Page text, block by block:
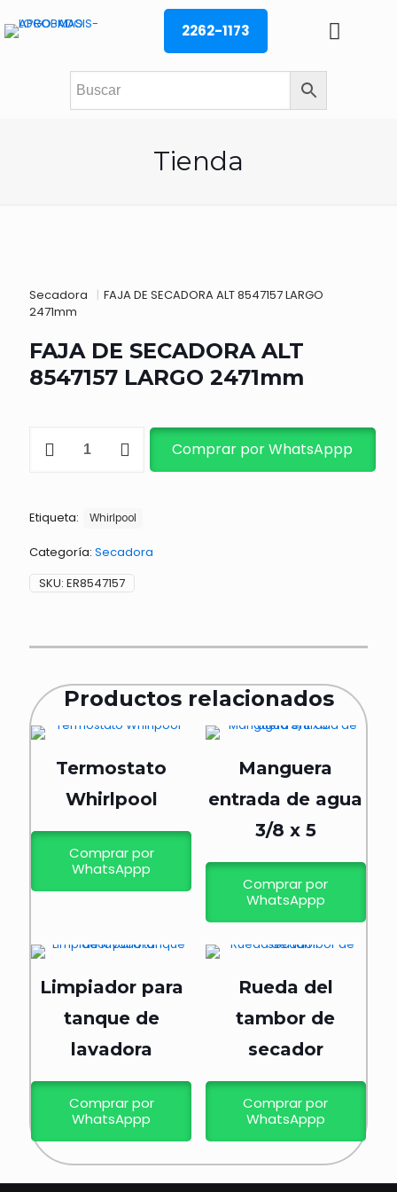
2262-1173
Tienda
Secadora | FAJA DE SECADORA ALT 8547157 LARGO
2471mm
FAJA DE SECADORA ALT
8547157 LARGO 2471mm
LARGO
cantidad
Comprar por WhatsAppp
Etiqueta: Whirlpool
Categoría: Secadora
SKU: ER8547157
Productos relacionados
Termostato
Whirlpool
Comprar por
WhatsAppp
Manguera
entrada de agua
3/8 x 5
Comprar por
WhatsAppp
Limpiador para
tanque de
lavadora
Comprar por
WhatsAppp
Rueda del
tambor de
secador
Comprar por
WhatsAppp